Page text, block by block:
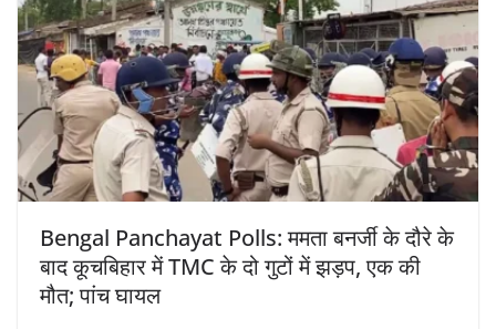
Bengal Panchayat Polls: ममता बनर्जी के दौरे के
बाद कूचबिहार में TMC के दो गुटों में झड़प, एक की
मौत; पांच घायल